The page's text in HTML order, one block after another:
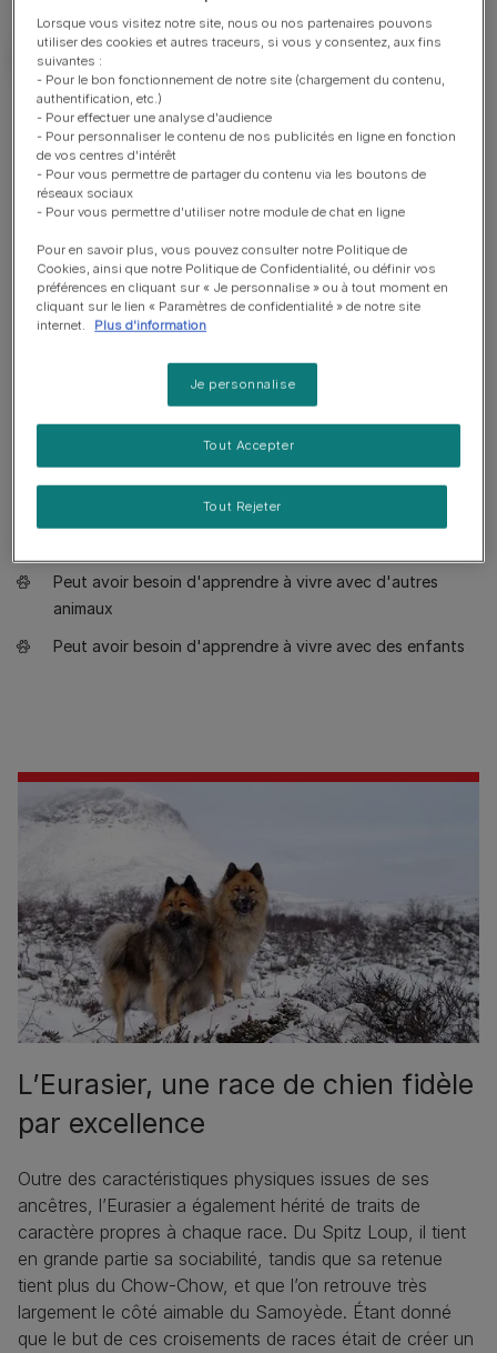
Bon à savoir
Chien adapté à un propriétaire ayant beaucoup
d'expérience
Education poussée requise
Apprécie les promenades toniques
Apprécie de marcher plus de deux heures par jour
Race non hypoallergénique
Chien bavard et vocal
Peut avoir besoin d'apprendre à vivre avec d'autres
animaux
Peut avoir besoin d'apprendre à vivre avec des enfants
L’Eurasier, une race de chien fidèle
par excellence
Outre des caractéristiques physiques issues de ses
ancêtres, l’Eurasier a également hérité de traits de
caractère propres à chaque race. Du Spitz Loup, il tient
en grande partie sa sociabilité, tandis que sa retenue
tient plus du Chow-Chow, et que l’on retrouve très
largement le côté aimable du Samoyède. Étant donné
que le but de ces croisements de races était de créer un
Lorsque vous visitez notre site, nous ou nos partenaires pouvons
utiliser des cookies et autres traceurs, si vous y consentez, aux fins
suivantes :
- Pour le bon fonctionnement de notre site (chargement du contenu,
authentification, etc.)
- Pour effectuer une analyse d'audience
- Pour personnaliser le contenu de nos publicités en ligne en fonction
de vos centres d'intérêt
- Pour vous permettre de partager du contenu via les boutons de
réseaux sociaux
- Pour vous permettre d'utiliser notre module de chat en ligne
Pour en savoir plus, vous pouvez consulter notre Politique de
Cookies, ainsi que notre Politique de Confidentialité, ou définir vos
préférences en cliquant sur « Je personnalise » ou à tout moment en
cliquant sur le lien « Paramètres de confidentialité » de notre site
internet.
Plus d'information
Je personnalise
Tout Rejeter
Tout Accepter